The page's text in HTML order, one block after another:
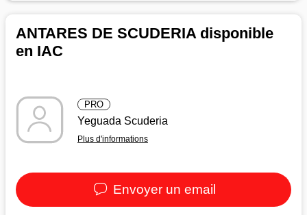
ANTARES DE SCUDERIA disponible
en IAC
PRO
Yeguada Scuderia
Plus d'informations
Envoyer un email